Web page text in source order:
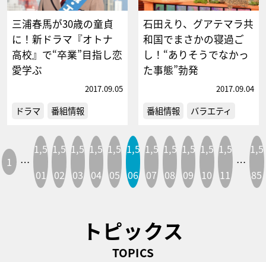
三浦春馬が30歳の童貞
に！新ドラマ『オトナ
高校』で“卒業”目指し恋
愛学ぶ
2017.09.05
ドラマ 番組情報
石田えり、グアテマラ共
和国でまさかの寝過ご
し！“ありそうでなかっ
た事態”勃発
2017.09.04
番組情報 バラエティ
1 …
1,5
01
1,5
02
1,5
03
1,5
04
1,5
05
1,5
06
1,5
07
1,5
08
1,5
09
1,5
10
1,5
11
…
1,5
85
トピックス
TOPICS